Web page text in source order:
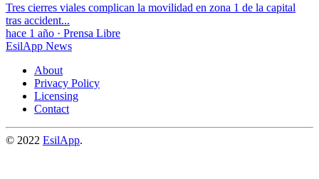
Tres cierres viales complican la movilidad en zona 1 de la capital
tras accident...
hace 1 año · Prensa Libre
EsilApp News
About
Privacy Policy
Licensing
Contact
© 2022 EsilApp.